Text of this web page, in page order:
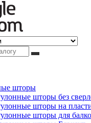
шторы
шторы без
шторы на
шторы для